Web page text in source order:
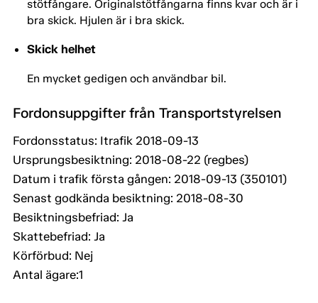
stötfångare. Originalstötfångarna finns kvar och är i
bra skick. Hjulen är i bra skick.
Skick helhet
En mycket gedigen och användbar bil.
Fordonsuppgifter från Transportstyrelsen
Fordonsstatus: Itrafik 2018-09-13
Ursprungsbesiktning: 2018-08-22 (regbes)
Datum i trafik första gången: 2018-09-13 (350101)
Senast godkända besiktning: 2018-08-30
Besiktningsbefriad: Ja
Skattebefriad: Ja
Körförbud: Nej
Antal ägare:1